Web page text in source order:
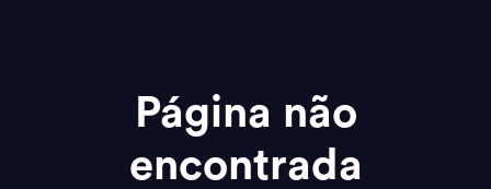
Página não
encontrada